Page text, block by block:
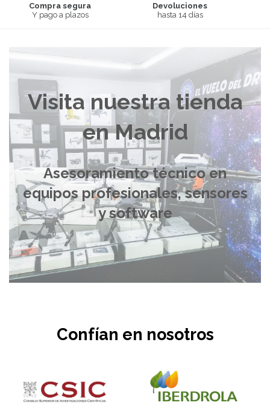
Compra segura
Y pago a plazos
Devoluciones
hasta 14 días
Visita nuestra tienda
en Madrid
Asesoramiento técnico en
equipos profesionales, sensores
y software
Confían en nosotros